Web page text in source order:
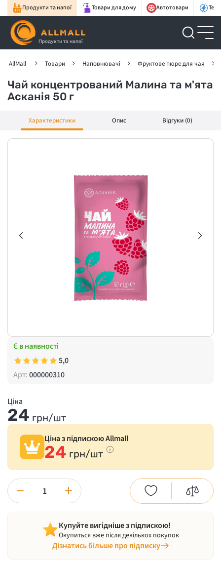
Продукти та напої Товари для дому Автотовари
Продукти та напої
AllMall Товари Наповнювачі Фруктове пюре для чая
Чай концентрований Малина та м'ята
Асканія 50 г
Характеристики Опис Відгуки (0)
Є в наявності
5,0
Арт:000000310
Ціна
24 грн/шт
Ціна з підпискою Allmall
24 грн/шт
− +
Купуйте вигідніше з підпискою!
Окупиться вже після декількох покупок
Дізнатись більше про підписку